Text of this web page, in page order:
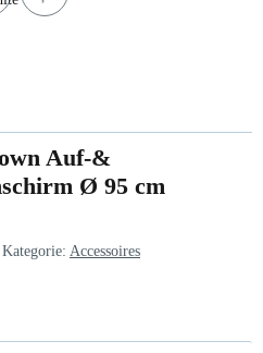
Auf-&
Ø 95 cm
Kategorie: Accessoires